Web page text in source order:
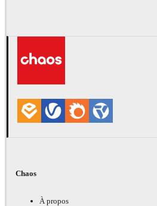
Chaos
À propos